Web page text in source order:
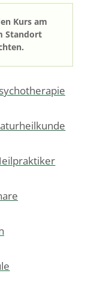
Kurs am
Standort